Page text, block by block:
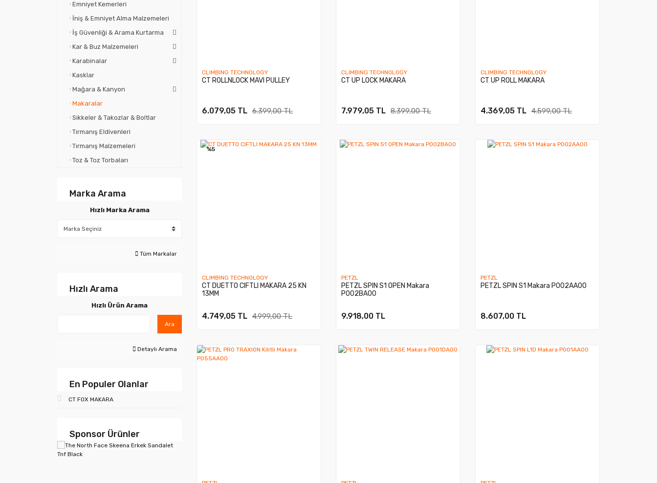
Emniyet Kemerleri
İniş & Emniyet Alma Malzemeleri
İş Güvenliği & Arama Kurtarma
Kar & Buz Malzemeleri
Karabinalar
Kasklar
Mağara & Kanyon
Makaralar
Sikkeler & Takozlar & Boltlar
Tırmanış Eldivenleri
Tırmanış Malzemeleri
Toz & Toz Torbaları
Marka Arama
Hızlı Marka Arama
Tüm Markalar
Hızlı Arama
Hızlı Ürün Arama
Ara
Detaylı Arama
En Populer Olanlar
CT FOX MAKARA
Sponsor Ürünler
CLIMBING TECHNOLOGY
CT ROLLNLOCK MAVI PULLEY
6.079,05 TL 6.399,00 TL
CLIMBING TECHNOLOGY
CT UP LOCK MAKARA
7.979,05 TL 8.399,00 TL
CLIMBING TECHNOLOGY
CT UP ROLL MAKARA
4.369,05 TL 4.599,00 TL
%5
CLIMBING TECHNOLOGY
CT DUETTO CIFTLI MAKARA 25 KN
13MM
4.749,05 TL 4.999,00 TL
PETZL
PETZL SPIN S1 OPEN Makara
P002BA00
9.918,00 TL
PETZL
PETZL SPIN S1 Makara P002AA00
8.607,00 TL